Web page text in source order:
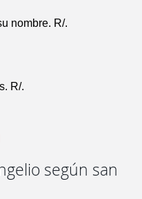
nombre. R/.
R/.
según san